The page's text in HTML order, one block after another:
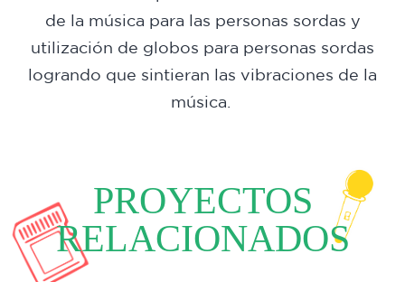
de la música para las personas sordas y
utilización de globos para personas sordas
logrando que sintieran las vibraciones de la
música.
PROYECTOS
RELACIONADOS